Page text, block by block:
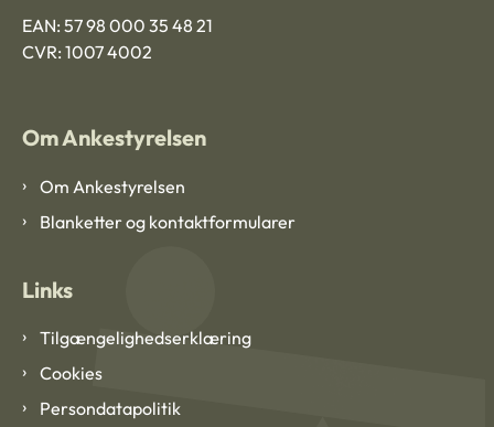
EAN: 57 98 000 35 48 21
CVR: 1007 4002
Om Ankestyrelsen
Om Ankestyrelsen
Blanketter og kontaktformularer
Links
Tilgængelighedserklæring
Cookies
Persondatapolitik